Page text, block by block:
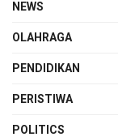
NEWS
OLAHRAGA
PENDIDIKAN
PERISTIWA
POLITICS